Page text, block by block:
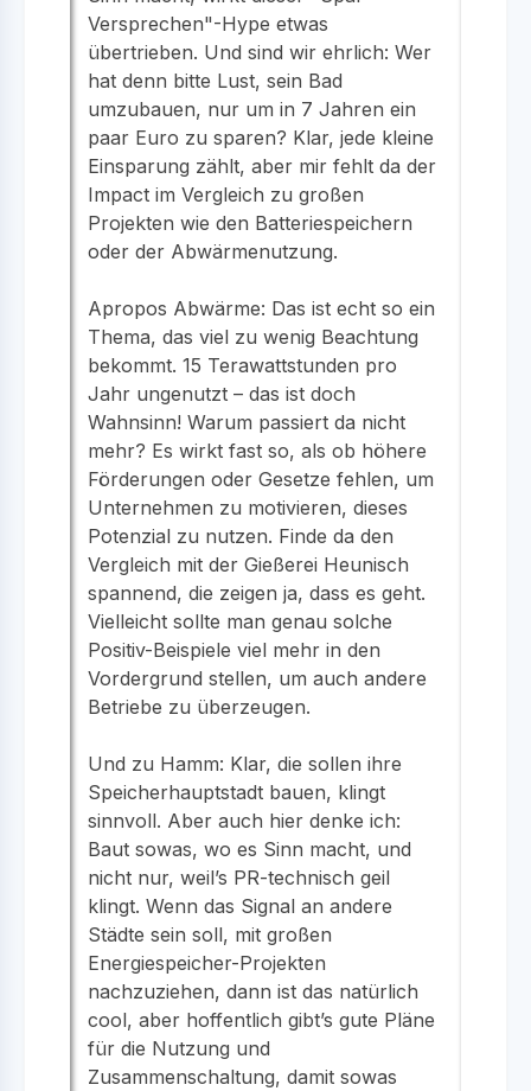
Versprechen"-Hype etwas
übertrieben. Und sind wir ehrlich: Wer
hat denn bitte Lust, sein Bad
umzubauen, nur um in 7 Jahren ein
paar Euro zu sparen? Klar, jede kleine
Einsparung zählt, aber mir fehlt da der
Impact im Vergleich zu großen
Projekten wie den Batteriespeichern
oder der Abwärmenutzung.
Apropos Abwärme: Das ist echt so ein
Thema, das viel zu wenig Beachtung
bekommt. 15 Terawattstunden pro
Jahr ungenutzt – das ist doch
Wahnsinn! Warum passiert da nicht
mehr? Es wirkt fast so, als ob höhere
Förderungen oder Gesetze fehlen, um
Unternehmen zu motivieren, dieses
Potenzial zu nutzen. Finde da den
Vergleich mit der Gießerei Heunisch
spannend, die zeigen ja, dass es geht.
Vielleicht sollte man genau solche
Positiv-Beispiele viel mehr in den
Vordergrund stellen, um auch andere
Betriebe zu überzeugen.
Und zu Hamm: Klar, die sollen ihre
Speicherhauptstadt bauen, klingt
sinnvoll. Aber auch hier denke ich:
Baut sowas, wo es Sinn macht, und
nicht nur, weil’s PR-technisch geil
klingt. Wenn das Signal an andere
Städte sein soll, mit großen
Energiespeicher-Projekten
nachzuziehen, dann ist das natürlich
cool, aber hoffentlich gibt’s gute Pläne
für die Nutzung und
Zusammenschaltung, damit sowas